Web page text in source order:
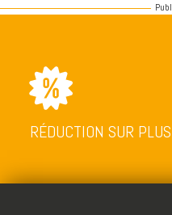
RÉDUCTION SUR